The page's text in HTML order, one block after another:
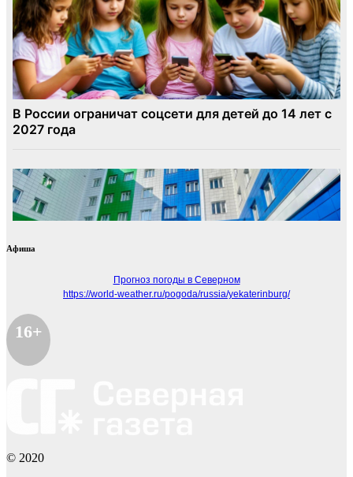
Афиша
Прогноз погоды в Северном
https://world-weather.ru/pogoda/russia/yekaterinburg/
16+
© 2020